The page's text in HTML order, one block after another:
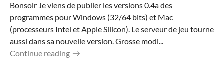
Bonsoir Je viens de publier les versions 0.4a des
programmes pour Windows (32/64 bits) et Mac
(processeurs Intel et Apple Silicon). Le serveur de jeu tourne
aussi dans sa nouvelle version. Grosse modi...
Continue reading